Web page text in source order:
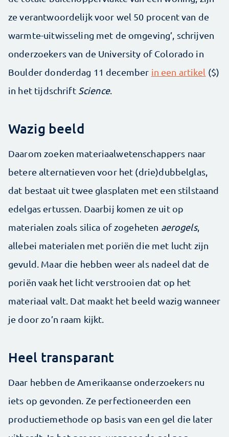
ze verantwoordelijk voor wel 50 procent van de
warmte-uitwisseling met de omgeving’, schrijven
onderzoekers van de University of Colorado in
Boulder donderdag 11 december in een artikel ($)
in het tijdschrift Science.
Wazig beeld
Daarom zoeken materiaalwetenschappers naar
betere alternatieven voor het (drie)dubbelglas,
dat bestaat uit twee glasplaten met een stilstaand
edelgas ertussen. Daarbij komen ze uit op
materialen zoals silica of zogeheten aerogels,
allebei materialen met poriën die met lucht zijn
gevuld. Maar die hebben weer als nadeel dat de
poriën vaak het licht verstrooien dat op het
materiaal valt. Dat maakt het beeld wazig wanneer
je door zo’n raam kijkt.
Heel transparant
Daar hebben de Amerikaanse onderzoekers nu
iets op gevonden. Ze perfectioneerden een
productiemethode op basis van een gel die later